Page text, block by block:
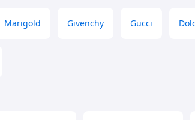
Marigold Givenchy Gucci